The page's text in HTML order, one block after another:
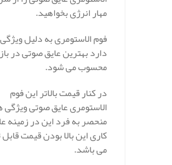
مهار انرژی بخواهید.
فوم الاستومری به دلیل
دارد بهترین عایق صوتی در
محسوب می شود.
در کنار قیمت بالاتر این فوم
الاستومری عایق صوتی
منحصر به فرد این در زمینه
کاری این بالا بودن قیمت
می باشد.